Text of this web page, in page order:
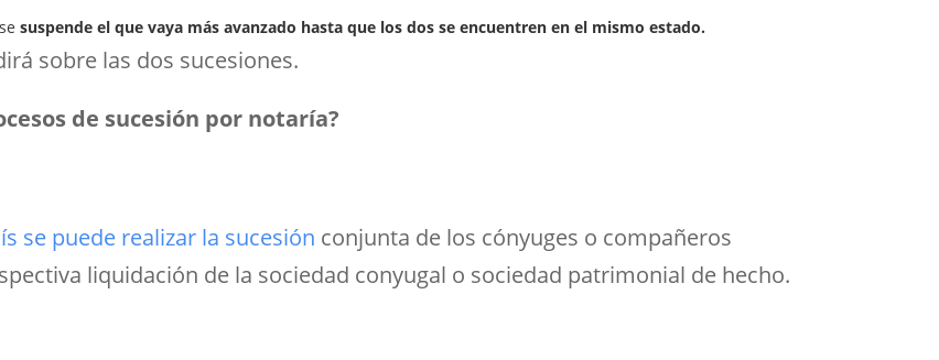
suspende el que vaya más avanzado hasta que los dos se encuentren en el mismo estado.
sobre las dos sucesiones.
de sucesión por notaría?
se puede realizar la sucesión conjunta de los cónyuges o compañeros
liquidación de la sociedad conyugal o sociedad patrimonial de hecho.